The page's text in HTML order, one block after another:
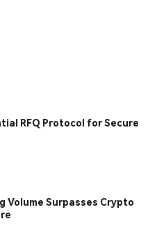
RFQ Protocol for Secure
Volume Surpasses Crypto